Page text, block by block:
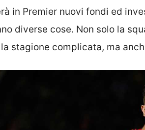
in Premier nuovi fondi ed
diverse cose. Non solo la
stagione complicata, ma